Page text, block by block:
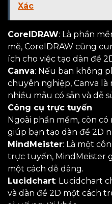
Xác
CorelDRAW: Là phần
mẽ, CorelDRAW cũng
ích cho việc tạo dàn đề
Canva: Nếu bạn không
chuyên nghiệp, Canva
nhiều mẫu có sẵn và dễ
Công cụ trực tuyến
Ngoài phần mềm, còn
giúp bạn tạo dàn đề 2D
MindMeister: Là một
trực tuyến, MindMeister
một cách dễ dàng.
Lucidchart: Lucidchart
và dàn đề 2D một cách